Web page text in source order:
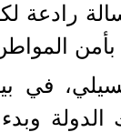
رادعة
في
وبدء